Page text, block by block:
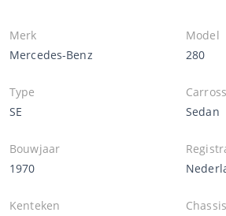
Merk
Mercedes-Benz
Model
280
Type
SE
Sedan
Bouwjaar
1970
Kenteken